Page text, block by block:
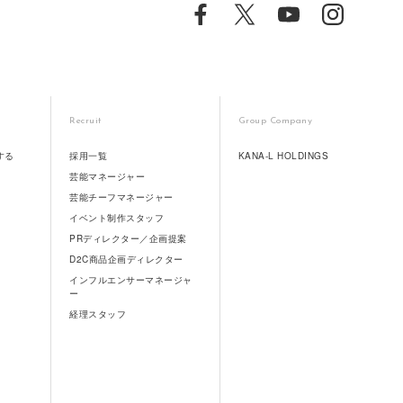
る
Recruit
採用一覧
芸能マネージャー
芸能チーフマネージャー
イベント制作スタッフ
PRディレクター／企画提案
D2C商品企画ディレクター
インフルエンサーマネージャ
ー
経理スタッフ
Group Company
KANA-L HOLDINGS